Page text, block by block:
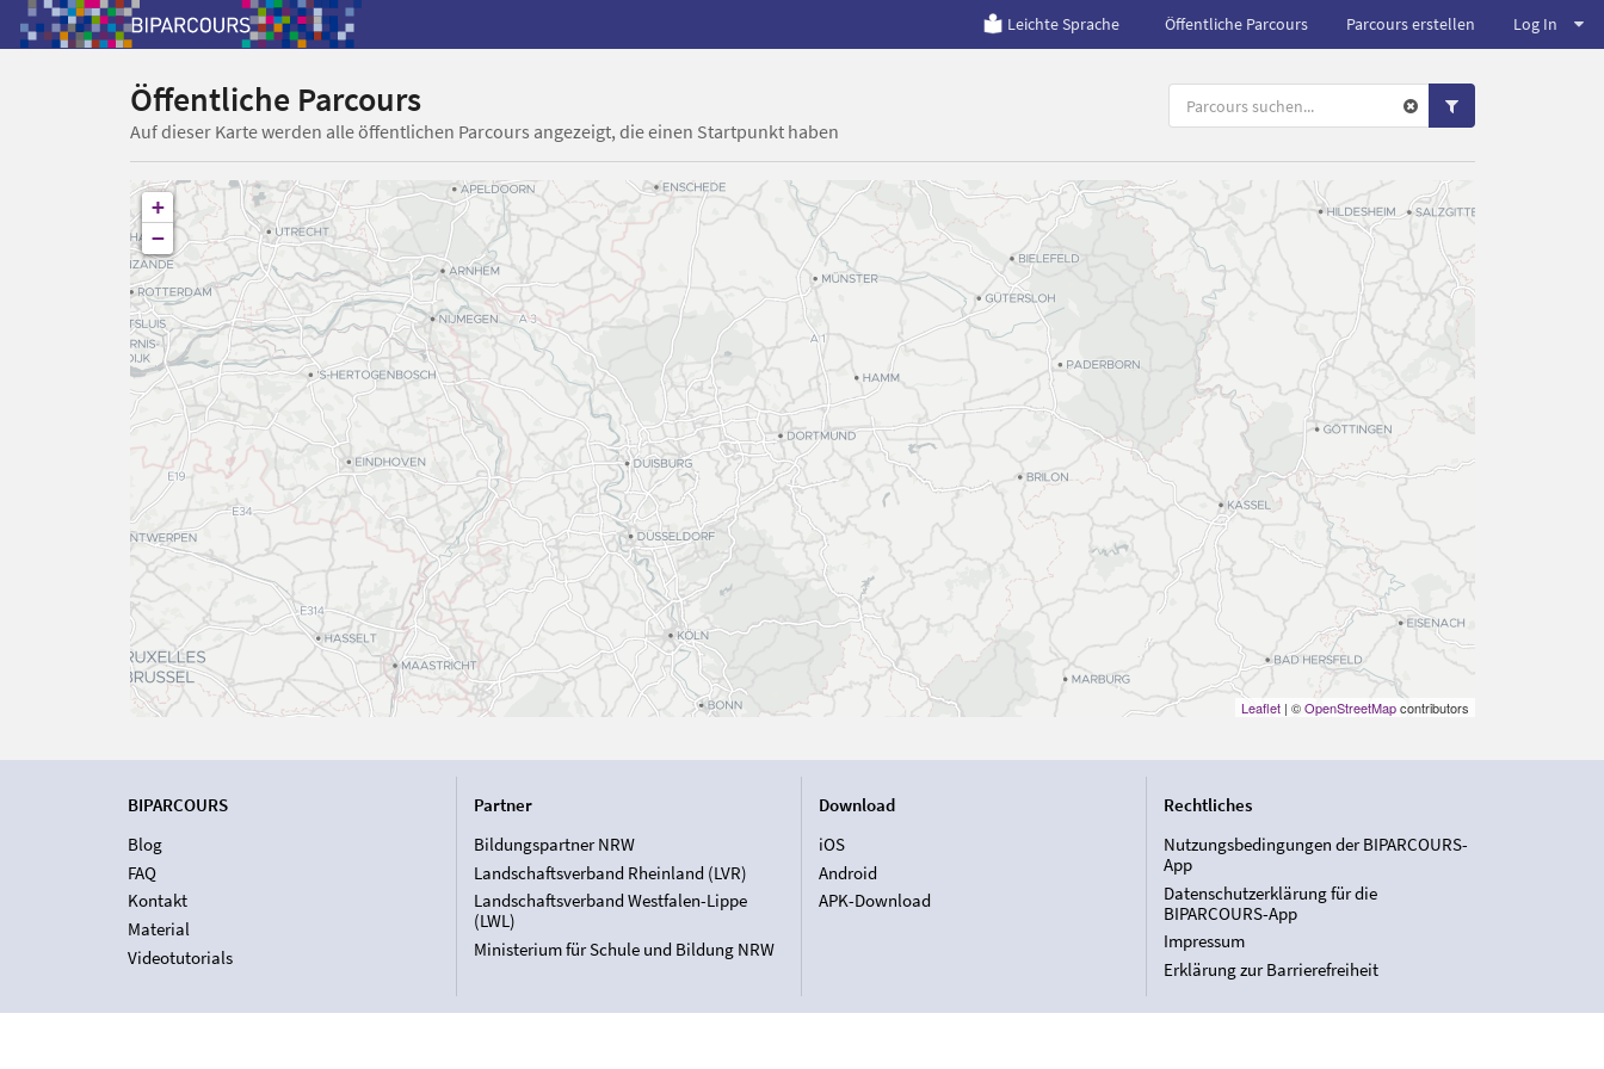
Leichte Sprache Öffentliche Parcours Parcours erstellen Log In
Öffentliche Parcours
Auf dieser Karte werden alle öffentlichen Parcours angezeigt, die einen Startpunkt haben
+
−
Leaflet| ©OpenStreetMapcontributors
BIPARCOURS
Blog
FAQ
Kontakt
Material
Videotutorials
Partner
Bildungspartner NRW
Landschaftsverband Rheinland (LVR)
Landschaftsverband Westfalen-Lippe
(LWL)
Ministerium für Schule und Bildung NRW
Download
iOS
Android
APK-Download
Rechtliches
Nutzungsbedingungen der BIPARCOURS-
App
Datenschutzerklärung für die
BIPARCOURS-App
Impressum
Erklärung zur Barrierefreiheit